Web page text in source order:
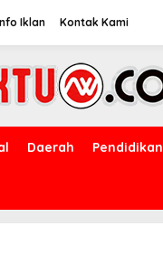
Iklan Kontak Kami
Daerah Pendidikan